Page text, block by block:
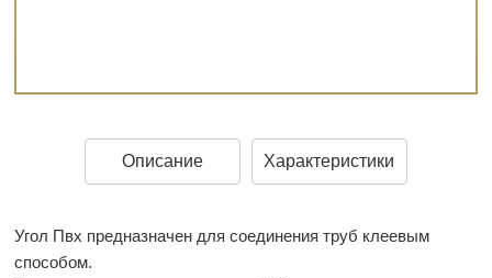
Описание Характеристики
Угол Пвх предназначен для соединения труб клеевым
способом.